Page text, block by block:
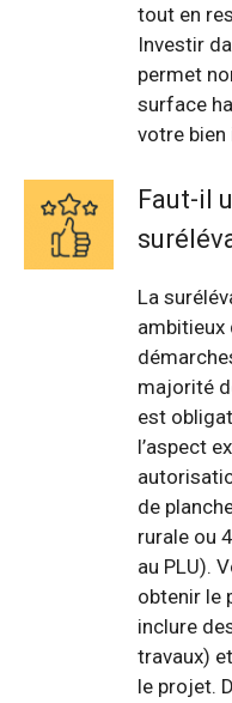
tout en
Investir
permet
surface
votre bien
Faut-il
La
ambitieux
majorité
est
l’aspect
de
rurale ou
au PLU).
obtenir le
inclure
travaux)
le projet.